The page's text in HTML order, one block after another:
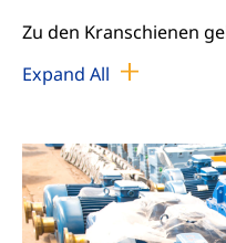
Zu den Kranschienen
Eisenbahnschienen,
Schienen;
verwendet; die meisten
Expand All